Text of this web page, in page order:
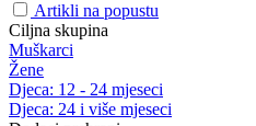
Artikli na popustu
Ciljna skupina
Muškarci
Žene
Djeca: 12 - 24 mjeseci
Djeca: 24 i više mjeseci